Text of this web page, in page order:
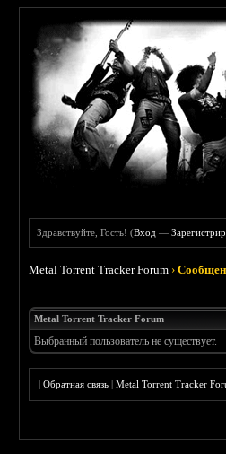
Здравствуйте, Гость! (Вход —
Metal Torrent Tracker Forum ›
Metal Torrent Tracker Forum
Выбранный пользователь не существует.
|Обратная связь |Metal Torrent Tracker